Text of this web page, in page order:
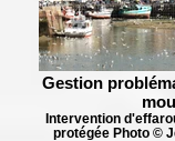
Gestion
Intervention
protégée Photo ©